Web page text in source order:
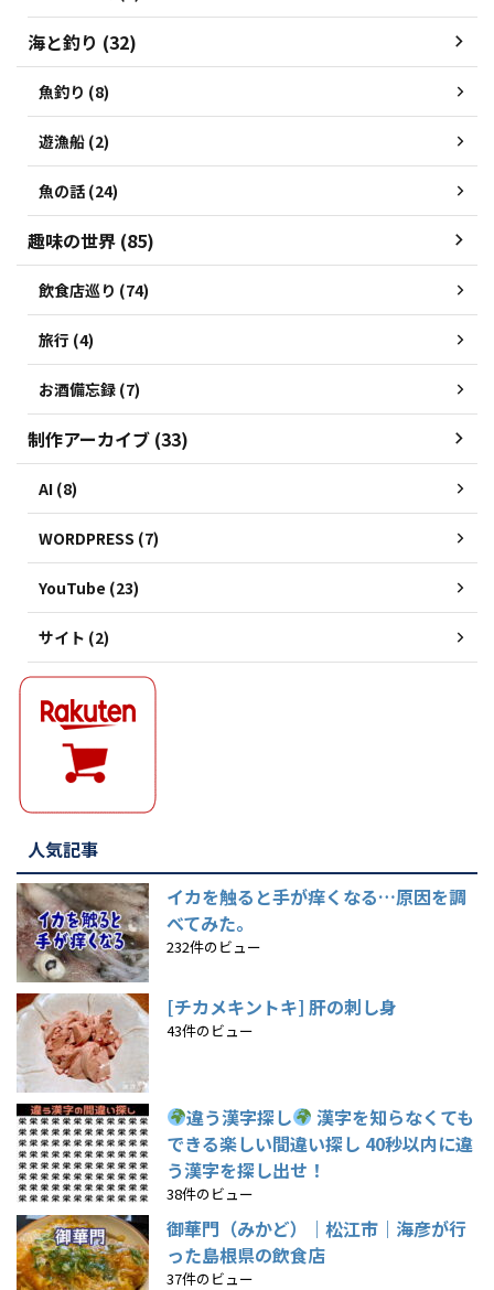
海と釣り (32)
魚釣り (8)
遊漁船 (2)
魚の話 (24)
趣味の世界 (85)
飲食店巡り (74)
旅行 (4)
お酒備忘録 (7)
制作アーカイブ (33)
AI (8)
WORDPRESS (7)
YouTube (23)
サイト (2)
人気記事
イカを触ると手が痒くなる…原因を調
べてみた。
232件のビュー
[チカメキントキ] 肝の刺し身
43件のビュー
違う漢字探し
漢字を知らなくても
できる楽しい間違い探し 40秒以内に違
う漢字を探し出せ！
38件のビュー
御華門（みかど）｜松江市｜海彦が行
った島根県の飲食店
37件のビュー